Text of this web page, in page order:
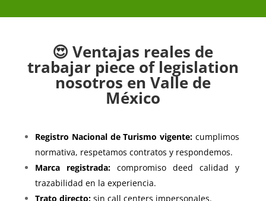
😍 Ventajas reales de
trabajar piece of legislation
nosotros en Valle de
México
Registro Nacional de Turismo vigente: cumplimos
normativa, respetamos contratos y respondemos.
Marca registrada:compromiso deed calidad y
trazabilidad en la experiencia.
Trato directo:sin call centers impersonales.